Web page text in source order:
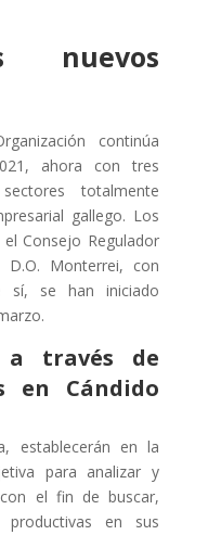
nuevos
continúa
ahora con tres
totalmente
gallego. Los
Consejo Regulador
Monterrei, con
sí, se han iniciado
a través de
en Cándido
establecerán en la
para analizar y
el fin de buscar,
en sus